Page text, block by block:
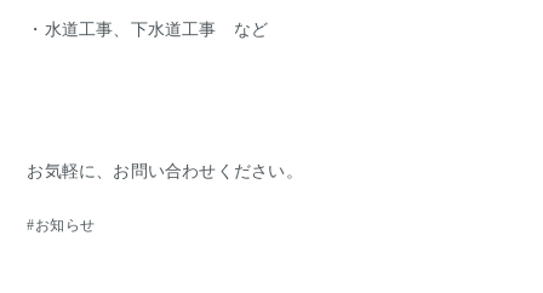
・水道工事、下水道工事 など
お気軽に、お問い合わせください。
お知らせ